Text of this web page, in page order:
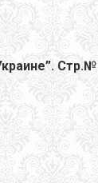
”. Стр.№